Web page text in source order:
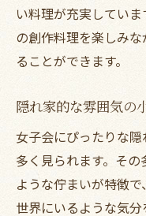
い料理が充実してい
の創作料理を楽しみ
ることができます。
隠れ家的な雰囲気の
女子会にぴったりな
多く見られます。そ
ような佇まいが特徴
世界にいるような気